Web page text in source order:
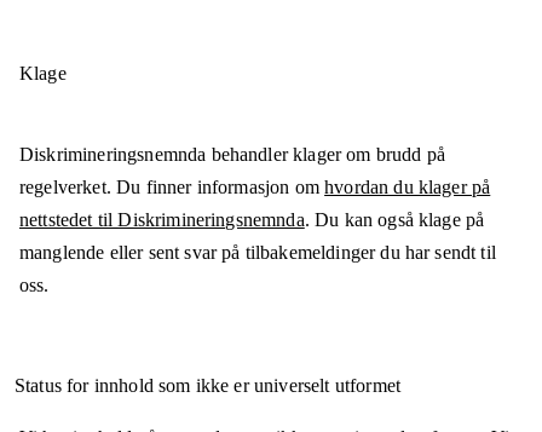
Klage
Diskrimineringsnemnda behandler klager om brudd på
regelverket. Du finner informasjon omhvordan du klager på
nettstedet til Diskrimineringsnemnda. Du kan også klage på
manglende eller sent svar på tilbakemeldinger du har sendt til
oss.
Status for innhold som ikke er universelt utformet